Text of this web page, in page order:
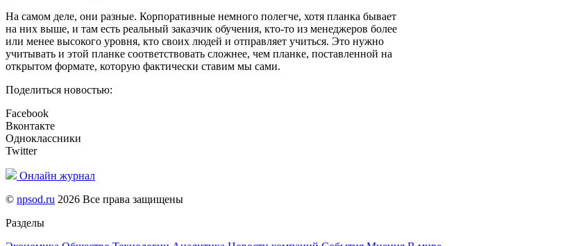
На самом деле, они разные. Корпоративные немного полегче, хотя планка бывает
на них выше, и там есть реальный заказчик обучения, кто-то из менеджеров более
или менее высокого уровня, кто своих людей и отправляет учиться. Это нужно
учитывать и этой планке соответствовать сложнее, чем планке, поставленной на
открытом формате, которую фактически ставим мы сами.
Поделиться новостью:
Facebook
Вконтакте
Одноклассники
Twitter
Онлайн журнал
© npsod.ru 2026 Все права защищены
Разделы